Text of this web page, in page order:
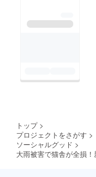
トップ >
プロジェクトをさがす >
ソーシャルグッド >
大雨被害で猫舎が全損